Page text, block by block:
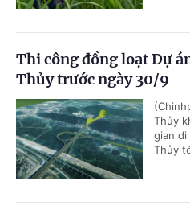
Thi công đồng loạt Dự
Thủy trước ngày 30/9
Thủy
gian di
Thủy